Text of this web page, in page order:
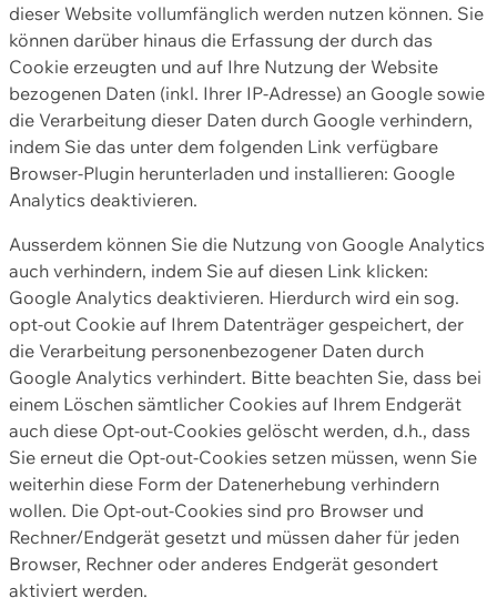
dieser Website vollumfänglich werden nutzen können. Sie
können darüber hinaus die Erfassung der durch das
Cookie erzeugten und auf Ihre Nutzung der Website
bezogenen Daten (inkl. Ihrer IP-Adresse) an Google sowie
die Verarbeitung dieser Daten durch Google verhindern,
indem Sie das unter dem folgenden Link verfügbare
Browser-Plugin herunterladen und installieren: Google
Analytics deaktivieren.
Ausserdem können Sie die Nutzung von Google Analytics
auch verhindern, indem Sie auf diesen Link klicken:
Google Analytics deaktivieren. Hierdurch wird ein sog.
opt-out Cookie auf Ihrem Datenträger gespeichert, der
die Verarbeitung personenbezogener Daten durch
Google Analytics verhindert. Bitte beachten Sie, dass bei
einem Löschen sämtlicher Cookies auf Ihrem Endgerät
auch diese Opt-out-Cookies gelöscht werden, d.h., dass
Sie erneut die Opt-out-Cookies setzen müssen, wenn Sie
weiterhin diese Form der Datenerhebung verhindern
wollen. Die Opt-out-Cookies sind pro Browser und
Rechner/Endgerät gesetzt und müssen daher für jeden
Browser, Rechner oder anderes Endgerät gesondert
aktiviert werden.